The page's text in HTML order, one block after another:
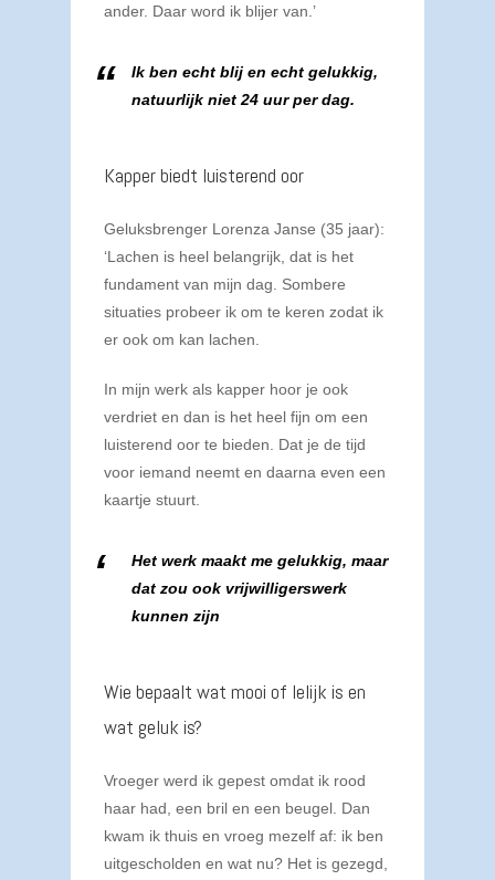
ander. Daar word ik blijer van.’
Ik ben echt blij en echt gelukkig,
natuurlijk niet 24 uur per dag.
Kapper biedt luisterend oor
Geluksbrenger Lorenza Janse (35 jaar):
‘Lachen is heel belangrijk, dat is het
fundament van mijn dag. Sombere
situaties probeer ik om te keren zodat ik
er ook om kan lachen.
In mijn werk als kapper hoor je ook
verdriet en dan is het heel fijn om een
luisterend oor te bieden. Dat je de tijd
voor iemand neemt en daarna even een
kaartje stuurt.
Het werk maakt me gelukkig, maar
dat zou ook vrijwilligerswerk
kunnen zijn
Wie bepaalt wat mooi of lelijk is en
wat geluk is?
Vroeger werd ik gepest omdat ik rood
haar had, een bril en een beugel. Dan
kwam ik thuis en vroeg mezelf af: ik ben
uitgescholden en wat nu? Het is gezegd,